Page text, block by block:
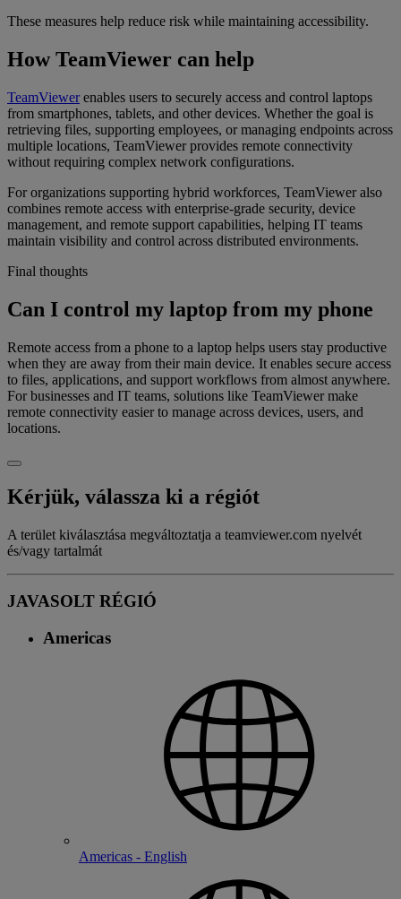
These measures help reduce risk while maintaining accessibility.
How TeamViewer can help
TeamViewerenables users to securely access and control laptops
from smartphones, tablets, and other devices. Whether the goal is
retrieving files, supporting employees, or managing endpoints across
multiple locations, TeamViewer provides remote connectivity
without requiring complex network configurations.
For organizations supporting hybrid workforces, TeamViewer also
combines remote access with enterprise-grade security, device
management, and remote support capabilities, helping IT teams
maintain visibility and control across distributed environments.
Final thoughts
Can I control my laptop from my phone
Remote access from a phone to a laptop helps users stay productive
when they are away from their main device. It enables secure access
to files, applications, and support workflows from almost anywhere.
For businesses and IT teams, solutions like TeamViewer make
remote connectivity easier to manage across devices, users, and
locations.
Kérjük, válassza ki a régiót
A terület kiválasztása megváltoztatja a teamviewer.com nyelvét
és/vagy tartalmát
JAVASOLT RÉGIÓ
Americas
Americas - English